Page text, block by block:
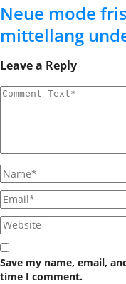
Neue mode
mittellang
Leave a Reply
Save my name, email,
time I comment.